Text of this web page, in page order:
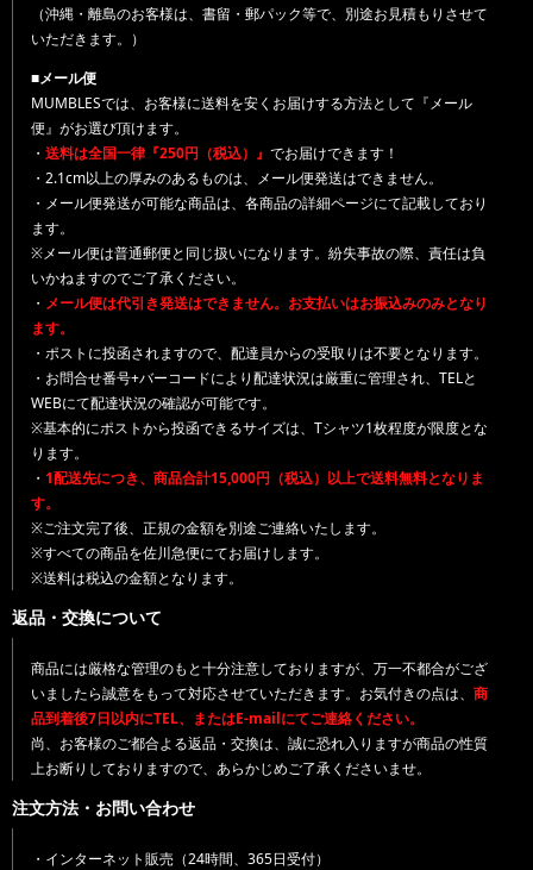
（沖縄・離島のお客様は、書留・郵パック等で、別途お見積もりさせて
いただきます。）
■メール便
MUMBLESでは、お客様に送料を安くお届けする方法として『メール
便』がお選び頂けます。
・ 送料は全国一律『250円（税込）』 でお届けできます！
・2.1cm以上の厚みのあるものは、メール便発送はできません。
・メール便発送が可能な商品は、各商品の詳細ページにて記載しており
ます。
※メール便は普通郵便と同じ扱いになります。紛失事故の際、責任は負
いかねますのでご了承ください。
・ メール便は代引き発送はできません。お支払いはお振込みのみとなり
ます。
・ポストに投函されますので、配達員からの受取りは不要となります。
・お問合せ番号+バーコードにより配達状況は厳重に管理され、TELと
WEBにて配達状況の確認が可能です。
※基本的にポストから投函できるサイズは、Tシャツ1枚程度が限度とな
ります。
・ 1配送先につき、商品合計15,000円（税込）以上で送料無料となりま
す。
※ご注文完了後、正規の金額を別途ご連絡いたします。
※すべての商品を佐川急便にてお届けします。
※送料は税込の金額となります。
返品・交換について
商品には厳格な管理のもと十分注意しておりますが、万一不都合がござ
いましたら誠意をもって対応させていただきます。お気付きの点は、 商
品到着後7日以内にTEL、またはE-mailにてご連絡ください。
尚、お客様のご都合よる返品・交換は、誠に恐れ入りますが商品の性質
上お断りしておりますので、あらかじめご了承くださいませ。
注文方法・お問い合わせ
・インターネット販売（24時間、365日受付）